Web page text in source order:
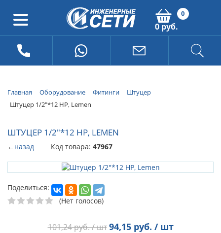
0
0 руб.
Главная Оборудование Фитинги
Штуцер
Штуцер 1/2"*12 НР, Lemen
ШТУЦЕР 1/2"*12 НР, LEMEN
←назад Код товара: 47967
Поделиться:
(Нет голосов)
101,24руб. / шт 94,15руб. / шт